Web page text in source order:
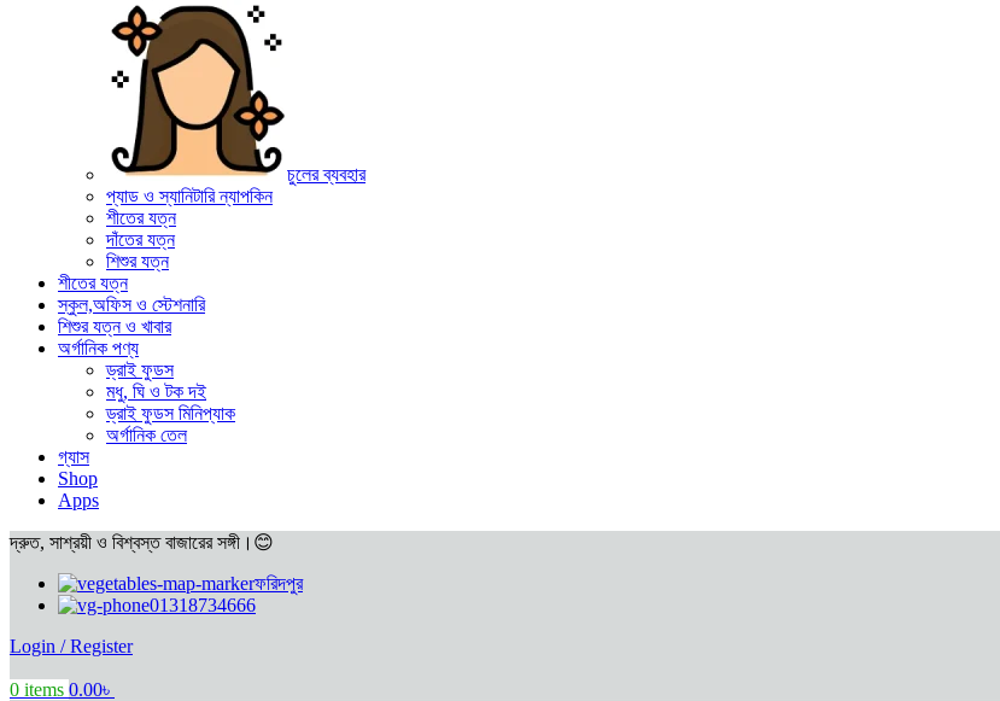
চুলের ব্যবহার
প্যাড ও স্যানিটারি ন্যাপকিন
শীতের যত্ন
দাঁতের যত্ন
শিশুর যত্ন
শীতের যত্ন
স্কুল,অফিস ও স্টেশনারি
শিশুর যত্ন ও খাবার
অর্গানিক পণ্য
ড্রাই ফুডস
মধু, ঘি ও টক দই
ড্রাই ফুডস মিনিপ্যাক
অর্গানিক তেল
গ্যাস
Shop
Apps
দ্রুত, সাশ্রয়ী ও বিশ্বস্ত বাজারের সঙ্গী।😊
ফরিদপুর
01318734666
Login / Register
0 items 0.00৳